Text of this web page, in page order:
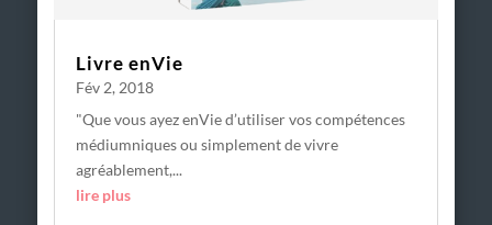
Livre enVie
Fév 2, 2018
"Que vous ayez enVie d’utiliser vos compétences
médiumniques ou simplement de vivre
agréablement,...
lire plus